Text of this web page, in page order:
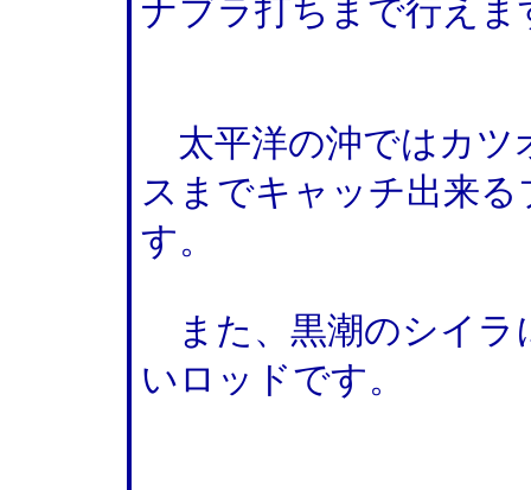
ナブラ打ちまで行えま
太平洋の沖ではカツ
スまでキャッチ出来
す。
また、黒潮のシイラ
いロッドです。